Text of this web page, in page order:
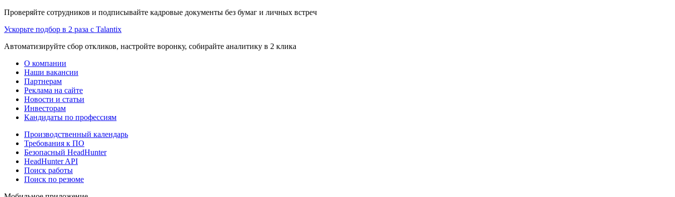
Проверяйте сотрудников и подписывайте кадровые документы без бумаг и личных встреч
Ускорьте подбор в 2 раза с Talantix
Автоматизируйте сбор откликов, настройте воронку, собирайте аналитику в 2 клика
О компании
Наши вакансии
Партнерам
Реклама на сайте
Новости и статьи
Инвесторам
Кандидаты по профессиям
Производственный календарь
Требования к ПО
Безопасный HeadHunter
HeadHunter API
Поиск работы
Поиск по резюме